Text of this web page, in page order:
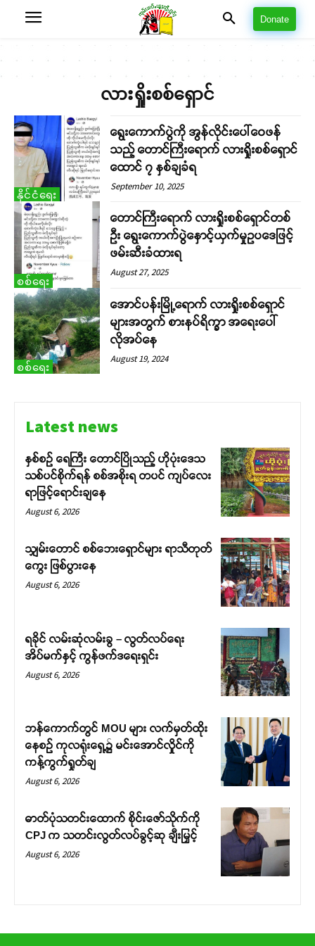
Donate
လားရှိုးစစ်ရှောင်
နိုင်ငံရေး
ရွေးကောက်ပွဲကို အွန်လိုင်းပေါ်ဝေဖန်
သည့် တောင်ကြီးရောက် လားရှိုးစစ်ရှောင်
ထောင် ၇ နှစ်ချခံရ
September 10, 2025
စစ်ရေး
တောင်ကြီးရောက် လားရှိုးစစ်ရှောင်တစ်
ဦး ရွေးကောက်ပွဲနှောင့်ယှက်မှုဥပဒေဖြင့်
ဖမ်းဆီးခံထားရ
August 27, 2025
စစ်ရေး
အောင်ပန်းမြို့ရောက် လားရှိုးစစ်ရှောင်
များအတွက် စားနပ်ရိက္ခာ အရေးပေါ်
လိုအပ်နေ
August 19, 2024
Latest news
နှစ်စဉ် ရေကြီး တောင်ပြိုသည့် ဟိုပုံးဒေသ
သစ်ပင်စိုက်ရန် စစ်အစိုးရ တပင် ကျပ်လေး
ရာဖြင့်ရောင်းချနေ
August 6, 2026
သျှမ်းတောင် စစ်ဘေးရှောင်များ ရာသီတုတ်
ကွေး ဖြစ်ပွားနေ
August 6, 2026
ရခိုင် လမ်းဆုံလမ်းခွ – လွတ်လပ်ရေး
အိပ်မက်နှင့် ကွန်ဖက်ဒရေးရှင်း
August 6, 2026
ဘန်ကောက်တွင် MOU များ လက်မှတ်ထိုး
နေစဉ် ကုလရုံးရှေ့၌ မင်းအောင်လှိုင်ကို
ကန့်ကွက်ရှုတ်ချ
August 6, 2026
ဓာတ်ပုံသတင်းထောက် စိုင်းဇော်သိုက်ကို
CPJ က သတင်းလွတ်လပ်ခွင့်ဆု ချီးမြှင့်
August 6, 2026